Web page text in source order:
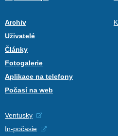
Archiv
Uživatelé
Články
Fotogalerie
Aplikace na telefony
Počasí na web
Ventusky
In-počasie